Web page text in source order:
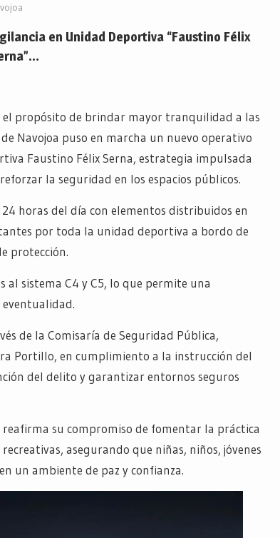
en Unidad Deportiva “Faustino Félix
el propósito de brindar mayor tranquilidad a las
Navojoa puso en marcha un nuevo operativo
Faustino Félix Serna, estrategia impulsada
la seguridad en los espacios públicos.
horas del día con elementos distribuidos en
por toda la unidad deportiva a bordo de
protección.
al sistema C4 y C5, lo que permite una
de la Comisaría de Seguridad Pública,
Portillo, en cumplimiento a la instrucción del
del delito y garantizar entornos seguros
su compromiso de fomentar la práctica
asegurando que niñas, niños, jóvenes
un ambiente de paz y confianza.